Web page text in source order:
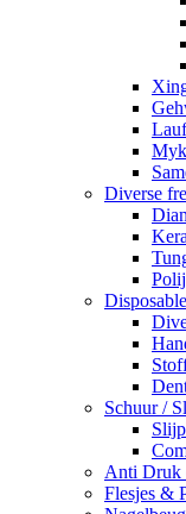
Diverse
Schuur /
Anti Druk
Flesjes &